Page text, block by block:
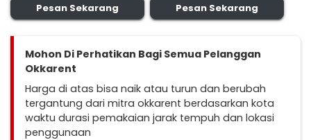
Pesan Sekarang Pesan Sekarang
Mohon Di Perhatikan Bagi Semua Pelanggan
Okkarent
Harga di atas bisa naik atau turun dan berubah
tergantung dari mitra okkarent berdasarkan kota
waktu durasi pemakaian jarak tempuh dan lokasi
penggunaan